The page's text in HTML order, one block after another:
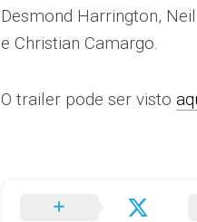
Desmond Harrington,
e Christian Camargo.
O trailer pode ser visto